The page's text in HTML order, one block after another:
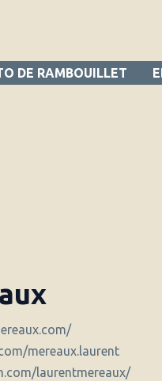
DE RAMBOUILLET
mereaux.laurent
laurentmereaux/